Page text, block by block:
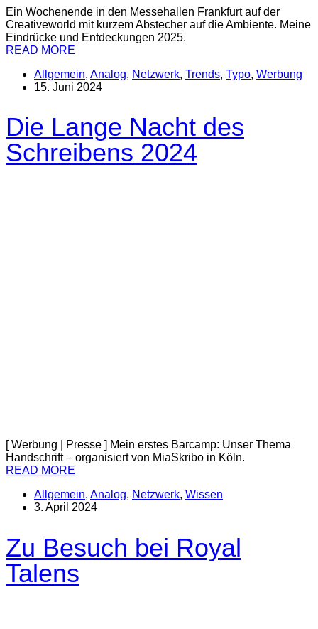
Ein Wochenende in den Messehallen Frankfurt auf der
Creativeworld mit kurzem Abstecher auf die Ambiente. Meine
Eindrücke und Entdeckungen 2025.
READ MORE
Allgemein, Analog, Netzwerk, Trends, Typo, Werbung
15. Juni 2024
Die Lange Nacht des
Schreibens 2024
[ Werbung | Presse ] Mein erstes Barcamp: Unser Thema
Handschrift – organisiert von MiaSkribo in Köln.
READ MORE
Allgemein, Analog, Netzwerk, Wissen
3. April 2024
Zu Besuch bei Royal
Talens